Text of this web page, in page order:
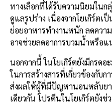
ทางเลือกที่ได้รับความนิยมใน
ดูแลรูปร่าง เนื่องจากโยเกิร์ตเ
ย่อยอาหารทำงานหนัก ลดควา
อาจช่วยลดอาการบวมน้ำหรือ
นอกจากนี้ ในโยเกิร์ตยังมีกรด
ในการสร้างสารที่เกี่ยวข้องกับ
ส่งผลให้ผู้ที่มีปัญหานอนหลับย
เดียวกัน โปรตีนในโยเกิร์ตยัง